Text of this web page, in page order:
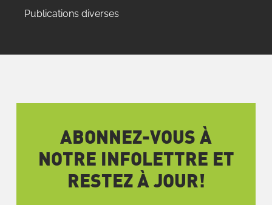
Publications diverses
ABONNEZ-VOUS À
NOTRE INFOLETTRE ET
RESTEZ À JOUR!